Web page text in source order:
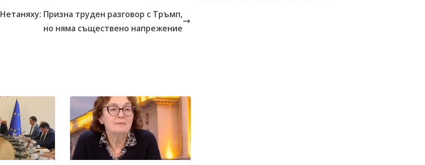
Нетаняху: Призна труден разговор с Тръмп,
но няма съществено напрежение